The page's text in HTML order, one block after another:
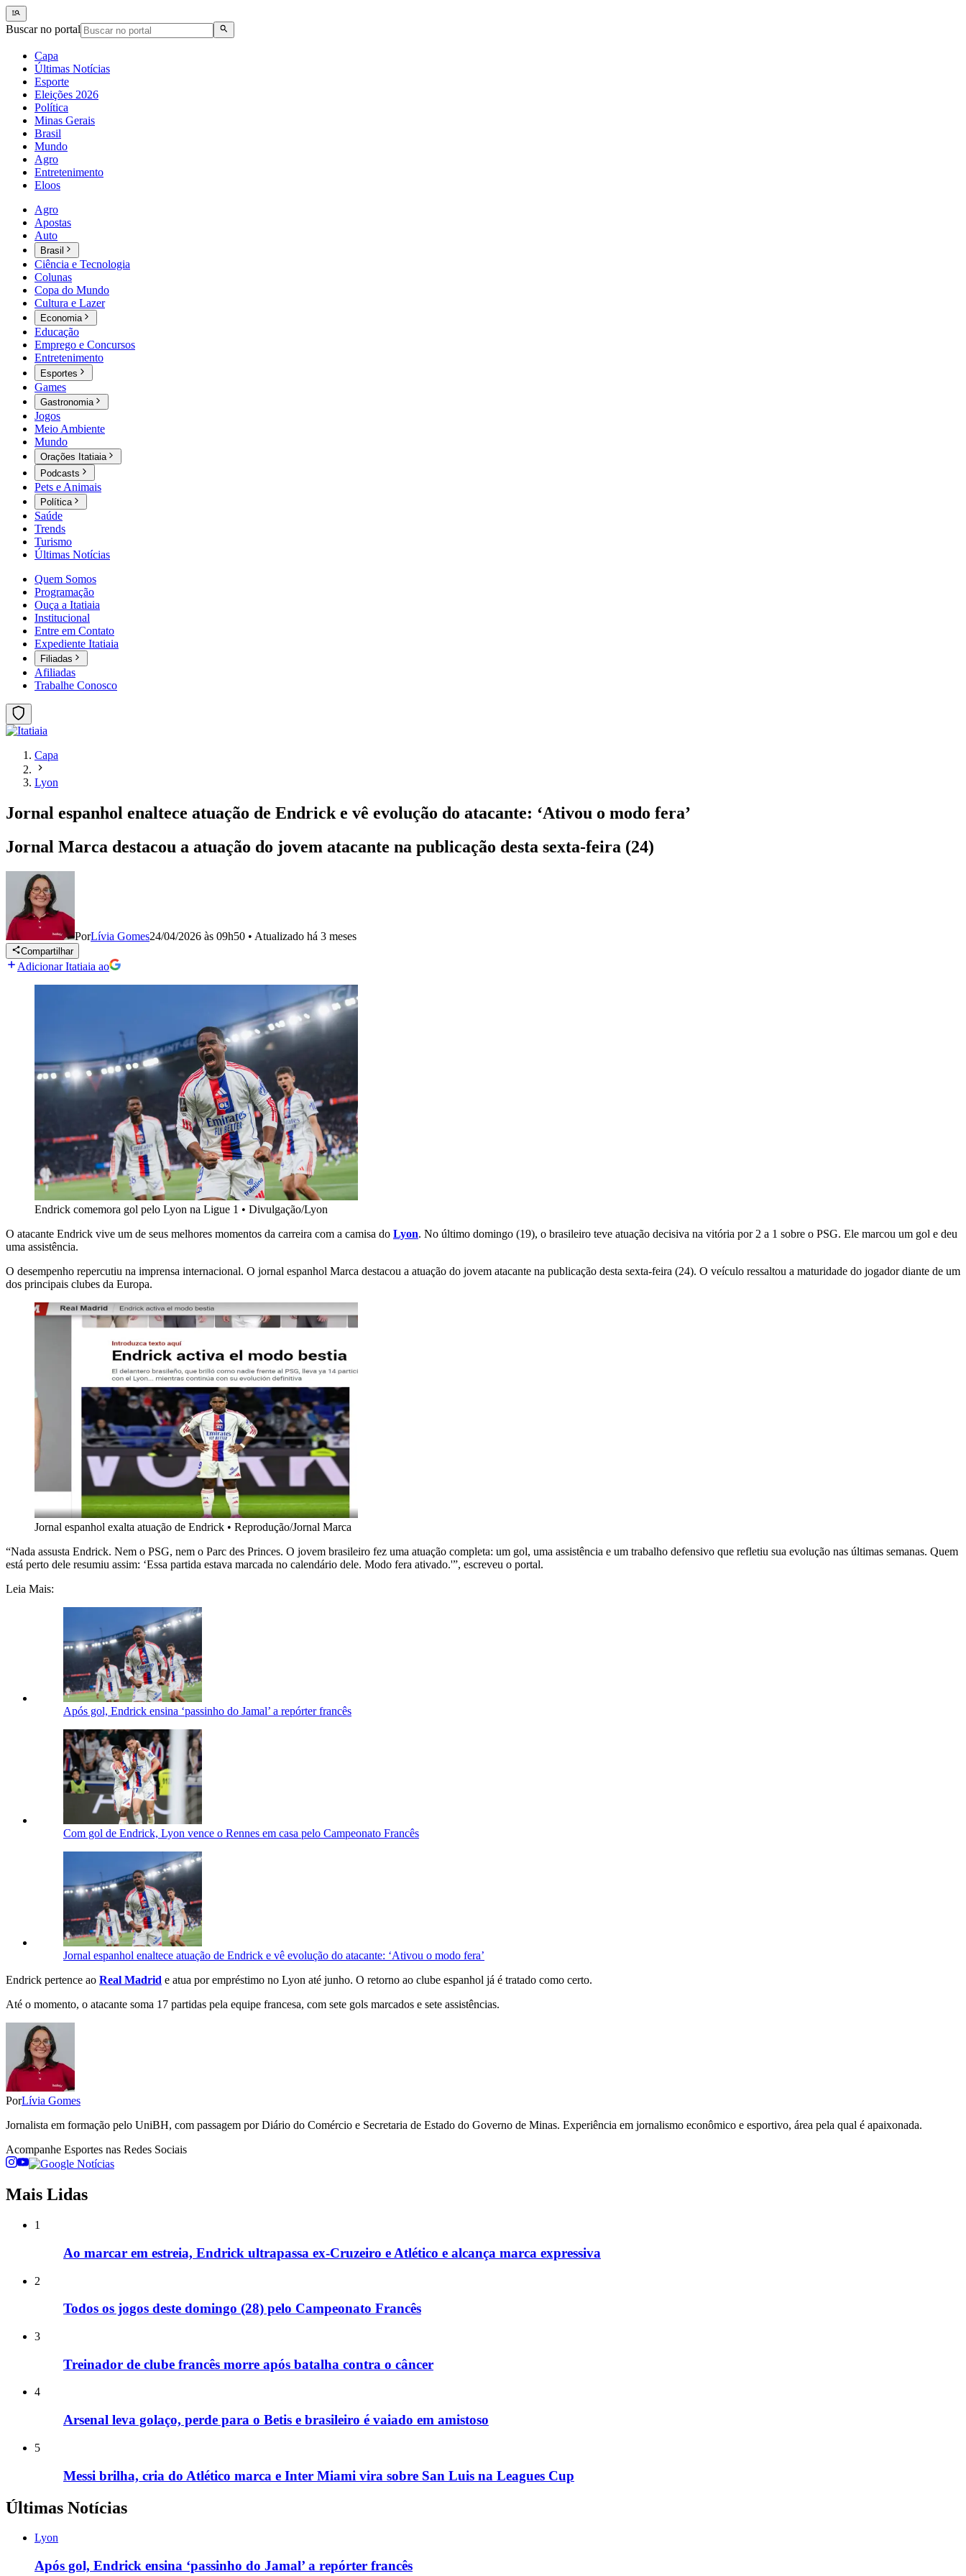
Buscar no portal
Capa
Últimas Notícias
Esporte
Eleições 2026
Política
Minas Gerais
Brasil
Mundo
Agro
Entretenimento
Eloos
Agro
Apostas
Auto
Brasil
Ciência e Tecnologia
Colunas
Copa do Mundo
Cultura e Lazer
Economia
Educação
Emprego e Concursos
Entretenimento
Esportes
Games
Gastronomia
Jogos
Meio Ambiente
Mundo
Orações Itatiaia
Podcasts
Pets e Animais
Política
Saúde
Trends
Turismo
Últimas Notícias
Quem Somos
Programação
Ouça a Itatiaia
Institucional
Entre em Contato
Expediente Itatiaia
Filiadas
Afiliadas
Trabalhe Conosco
Capa
Lyon
Jornal espanhol enaltece atuação de Endrick e vê evolução do atacante: ‘Ativou o modo fera’
Jornal Marca destacou a atuação do jovem atacante na publicação desta sexta-feira (24)
PorLívia Gomes24/04/2026 às 09h50 • Atualizado há 3 meses
Compartilhar
Adicionar Itatiaia ao
Endrick comemora gol pelo Lyon na Ligue 1 • Divulgação/Lyon
O atacante Endrick vive um de seus melhores momentos da carreira com a camisa do Lyon. No último domingo (19), o brasileiro teve atuação decisiva na vitória por 2 a 1 sobre o PSG. Ele marcou um gol e deu
uma assistência.
O desempenho repercutiu na imprensa internacional. O jornal espanhol Marca destacou a atuação do jovem atacante na publicação desta sexta-feira (24). O veículo ressaltou a maturidade do jogador diante de um
dos principais clubes da Europa.
Jornal espanhol exalta atuação de Endrick • Reprodução/Jornal Marca
“Nada assusta Endrick. Nem o PSG, nem o Parc des Princes. O jovem brasileiro fez uma atuação completa: um gol, uma assistência e um trabalho defensivo que refletiu sua evolução nas últimas semanas. Quem
está perto dele resumiu assim: ‘Essa partida estava marcada no calendário dele. Modo fera ativado.'”, escreveu o portal.
Leia Mais:
Após gol, Endrick ensina ‘passinho do Jamal’ a repórter francês
Com gol de Endrick, Lyon vence o Rennes em casa pelo Campeonato Francês
Jornal espanhol enaltece atuação de Endrick e vê evolução do atacante: ‘Ativou o modo fera’
Endrick pertence ao Real Madrid e atua por empréstimo no Lyon até junho. O retorno ao clube espanhol já é tratado como certo.
Até o momento, o atacante soma 17 partidas pela equipe francesa, com sete gols marcados e sete assistências.
PorLívia Gomes
Jornalista em formação pelo UniBH, com passagem por Diário do Comércio e Secretaria de Estado do Governo de Minas. Experiência em jornalismo econômico e esportivo, área pela qual é apaixonada.
Acompanhe Esportes nas Redes Sociais
Mais Lidas
1
Ao marcar em estreia, Endrick ultrapassa ex-Cruzeiro e Atlético e alcança marca expressiva
2
Todos os jogos deste domingo (28) pelo Campeonato Francês
3
Treinador de clube francês morre após batalha contra o câncer
4
Arsenal leva golaço, perde para o Betis e brasileiro é vaiado em amistoso
5
Messi brilha, cria do Atlético marca e Inter Miami vira sobre San Luis na Leagues Cup
Últimas Notícias
Lyon
Após gol, Endrick ensina ‘passinho do Jamal’ a repórter francês